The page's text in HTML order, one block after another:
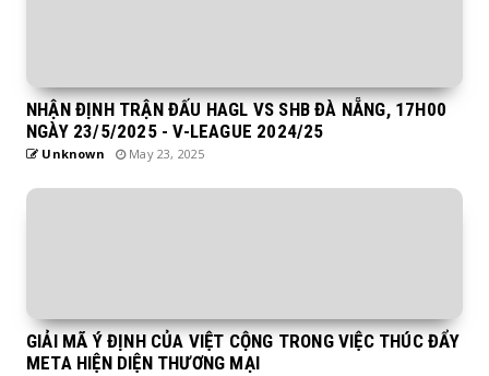
NHẬN ĐỊNH TRẬN ĐẤU HAGL VS SHB ĐÀ NẴNG, 17H00
NGÀY 23/5/2025 - V-LEAGUE 2024/25
Unknown May 23, 2025
GIẢI MÃ Ý ĐỊNH CỦA VIỆT CỘNG TRONG VIỆC THÚC ĐẨY
META HIỆN DIỆN THƯƠNG MẠI